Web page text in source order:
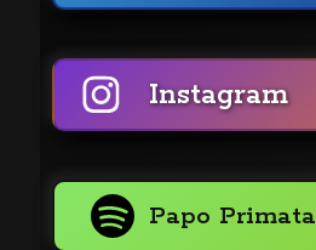
Instagram
Papo Primata